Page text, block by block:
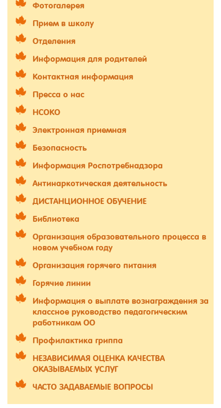
Фотогалерея
Прием в школу
Отделения
Информация для родителей
Контактная информация
Пресса о нас
НСОКО
Электронная приемная
Безопасность
Информация Роспотребнадзора
Антинаркотическая деятельность
ДИСТАНЦИОННОЕ ОБУЧЕНИЕ
Библиотека
Организация образовательного процесса в
новом учебном году
Организация горячего питания
Горячие линии
Информация о выплате вознаграждения за
классное руководство педагогическим
работникам ОО
Профилактика гриппа
НЕЗАВИСИМАЯ ОЦЕНКА КАЧЕСТВА
ОКАЗЫВАЕМЫХ УСЛУГ
ЧАСТО ЗАДАВАЕМЫЕ ВОПРОСЫ